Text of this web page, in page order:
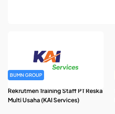
BUMN GROUP
Rekrutmen Training Staff PT Reska
Multi Usaha (KAI Services)